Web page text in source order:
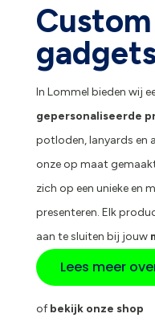
In Lommel bieden wij
gepersonaliseerde
potloden, lanyards en
onze op maat
zich op een unieke en
presenteren. Elk
aan te sluiten bij jouw
Lees meer
ofbekijk onze shop